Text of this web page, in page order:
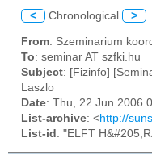
< Chronological >
From: Szeminarium
To: seminar AT szfki.hu
Subject: [Fizinfo]
Laszlo
Date: Thu, 22 Jun 2006
List-archive: <http://
List-id : "ELFT